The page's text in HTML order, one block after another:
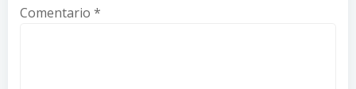
Comentario *